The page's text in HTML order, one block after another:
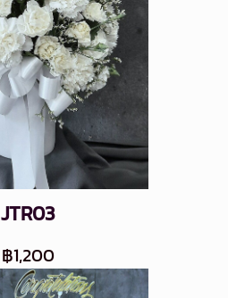
JTR03
฿1,200